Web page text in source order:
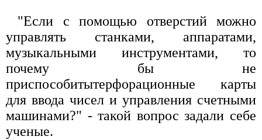
"Если с помощью отверстий можно
управлять станками, аппаратами,
музыкальными инструментами, то
почему бы не
приспособитытерфорационные карты
для ввода чисел и управления счетными
машинами?" - такой вопрос задали себе
ученые.